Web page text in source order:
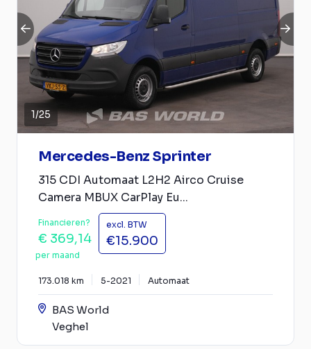
1/25
Mercedes-Benz Sprinter
315 CDI Automaat L2H2 Airco Cruise
Camera MBUX CarPlay Eu...
Financieren?
€ 369,14
per maand
excl. BTW
€15.900
173.018 km 5-2021 Automaat
BAS World
Veghel